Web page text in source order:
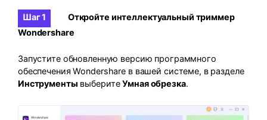
Шаг 1
Откройте интеллектуальный триммер
Wondershare
Запустите обновленную версию программного
обеспечения Wondershare в вашей системе, в разделе
Инструменты выберитеУмная обрезка.